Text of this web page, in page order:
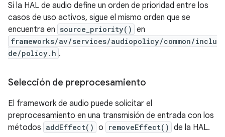
Si la HAL de audio define un orden de prioridad entre los
casos de uso activos, sigue el mismo orden que se
encuentra en source_priority() en
frameworks/av/services/audiopolicy/common/inclu
de/policy.h .
Selección de preprocesamiento
El framework de audio puede solicitar el
preprocesamiento en una transmisión de entrada con los
métodos addEffect() o removeEffect() de la HAL.